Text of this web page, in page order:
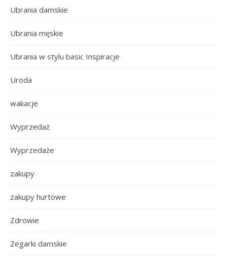
Ubrania damskie
Ubrania męskie
Ubrania w stylu basic Inspiracje
Uroda
wakacje
Wyprzedaż
Wyprzedaże
zakupy
zakupy hurtowe
Zdrowie
Zegarki damskie